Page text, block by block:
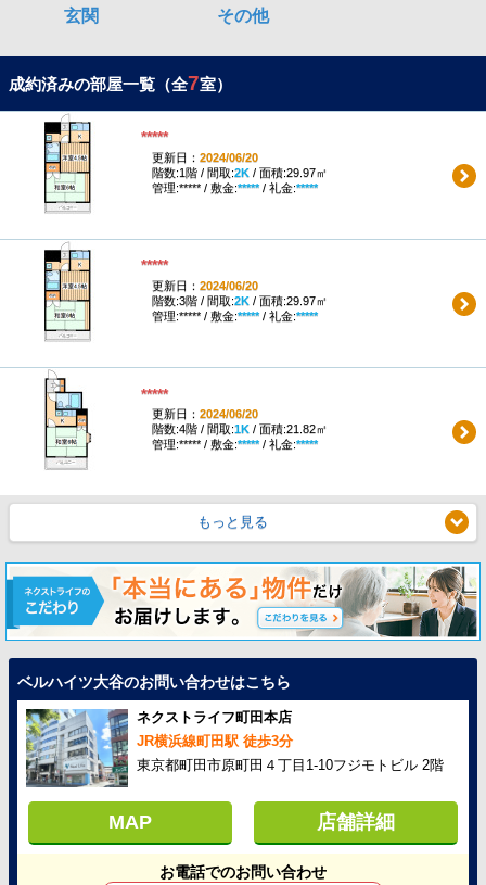
成約済みの部屋一覧（全7室）
*****
更新日： 2024/06/20
階数:1階 / 間取:2K/ 面積:29.97㎡
管理:***** / 敷金:*****/ 礼金:*****
*****
更新日： 2024/06/20
階数:3階 / 間取:2K/ 面積:29.97㎡
管理:***** / 敷金:*****/ 礼金:*****
*****
更新日： 2024/06/20
階数:4階 / 間取:1K/ 面積:21.82㎡
管理:***** / 敷金:*****/ 礼金:*****
もっと見る
ベルハイツ大谷のお問い合わせはこちら
ネクストライフ町田本店
JR横浜線町田駅 徒歩3分
東京都町田市原町田４丁目1-10フジモトビル 2階
MAP 店舗詳細
お電話でのお問い合わせ